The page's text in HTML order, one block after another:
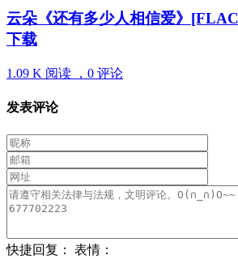
云朵《还有多少人相信爱》
下载
1.09 K 阅读 ， 0 评论
发表评论
快捷回复： 表情：